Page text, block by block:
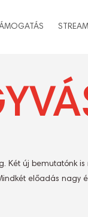
STREAM
Két új bemutatónk
előadás nagy